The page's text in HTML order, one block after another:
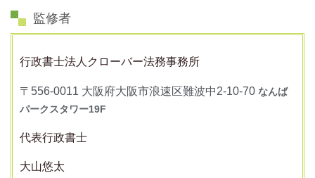
監修者
行政書士法人クローバー法務事務所
〒556-0011 大阪府大阪市浪速区難波中2-10-70 なんば
パークスタワー19F
代表行政書士
大山悠太